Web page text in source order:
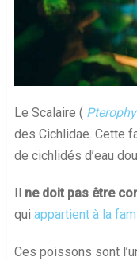
Le Scalaire (
des Cichlidae. Cette
de cichlidés d’eau
ne doit pas être
qui appartient à la
Ces poissons sont